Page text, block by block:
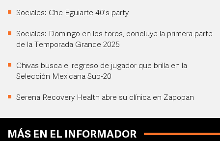
Sociales: Che Eguiarte 40’s party
Sociales: Domingo en los toros, concluye la primera parte
de la Temporada Grande 2025
Chivas busca el regreso de jugador que brilla en la
Selección Mexicana Sub-20
Serena Recovery Health abre su clínica en Zapopan
MÁS EN EL INFORMADOR